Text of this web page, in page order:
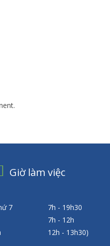
Giờ làm việc
7
7h - 19h30
7h - 12h
12h - 13h30)